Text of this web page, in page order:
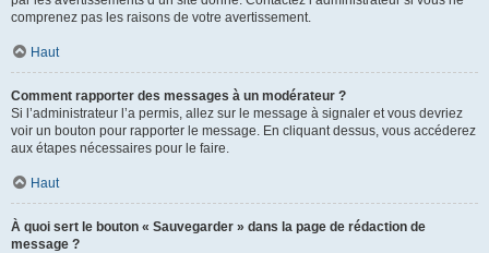
comprenez pas les raisons de votre avertissement.
Haut
Comment rapporter des messages à un modérateur ?
Si l’administrateur l’a permis, allez sur le message à signaler et vous devriez
voir un bouton pour rapporter le message. En cliquant dessus, vous accéderez
aux étapes nécessaires pour le faire.
Haut
À quoi sert le bouton « Sauvegarder » dans la page de rédaction de
message ?